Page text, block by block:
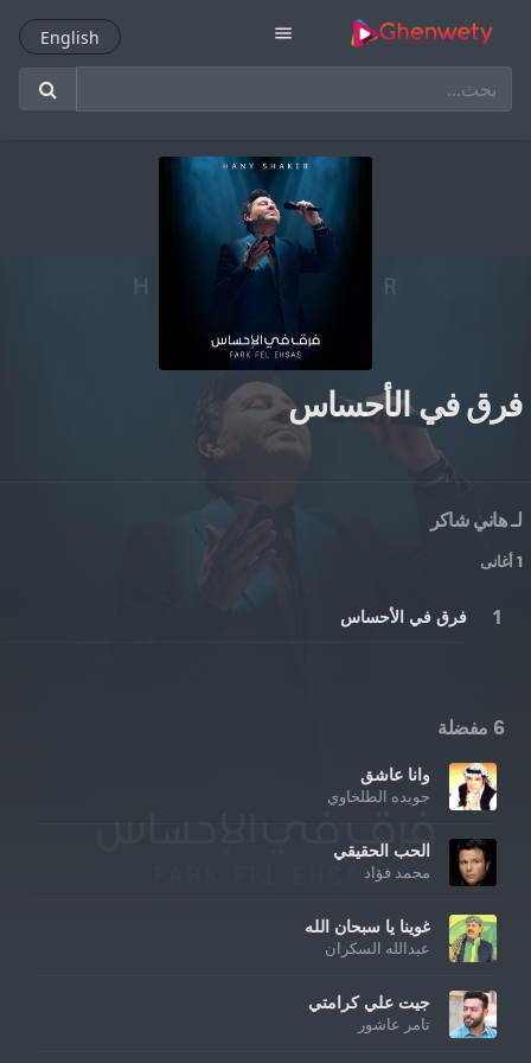
menu
English English
فرق في الأحساس
لـ هاني شاكر
1 أغانى
فرق في الأحساس
6 مفضلة
وانا عاشق
جويده الطلخاوي
الحب الحقيقي
محمد فؤاد
غوينا يا سبحان الله
عبدالله السكران
جيت علي كرامتي
تامر عاشور